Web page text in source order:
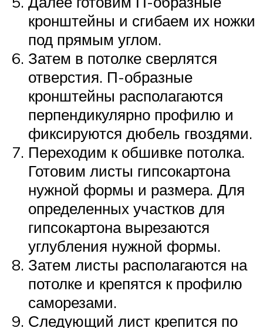
кронштейны и сгибаем их ножки
под прямым углом.
Затем в потолке сверлятся
отверстия. П-образные
кронштейны располагаются
перпендикулярно профилю и
фиксируются дюбель гвоздями.
Переходим к обшивке потолка.
Готовим листы гипсокартона
нужной формы и размера. Для
определенных участков для
гипсокартона вырезаются
углубления нужной формы.
Затем листы располагаются на
потолке и крепятся к профилю
саморезами.
Следующий лист крепится по